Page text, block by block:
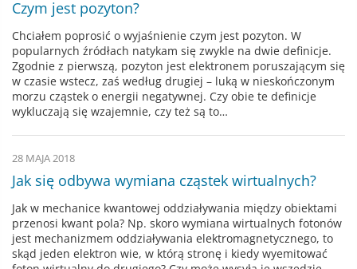
Czym jest pozyton?
Chciałem poprosić o wyjaśnienie czym jest pozyton. W
popularnych źródłach natykam się zwykle na dwie definicje.
Zgodnie z pierwszą, pozyton jest elektronem poruszającym się
w czasie wstecz, zaś według drugiej – luką w nieskończonym
morzu cząstek o energii negatywnej. Czy obie te definicje
wykluczają się wzajemnie, czy też są to…
28 MAJA 2018
Jak się odbywa wymiana cząstek wirtualnych?
Jak w mechanice kwantowej oddziaływania między obiektami
przenosi kwant pola? Np. skoro wymiana wirtualnych fotonów
jest mechanizmem oddziaływania elektromagnetycznego, to
skąd jeden elektron wie, w którą stronę i kiedy wyemitować